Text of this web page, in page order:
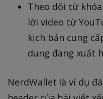
Theo dõi từ
lời video từ
kịch bản cung
dung đang xuất
NerdWallet là ví dụ